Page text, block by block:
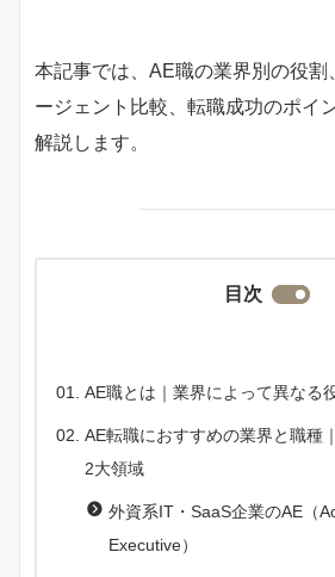
本記事では、AE職の業界別の役割
ージェント比較、転職成功のポイ
解説します。
目次
AE職とは｜業界によって異なる
AE転職におすすめの業界と職種
2大領域
外資系IT・SaaS企業のAE（
Executive）